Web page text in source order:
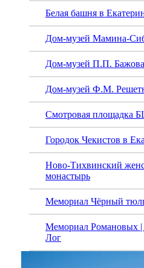
Белая башня в
Дом-музей Мамина-
Дом-музей П.П. Бажова
Дом-музей Ф.М.
Смотровая площадка
Городок Чекистов в
Ново-Тихвинский
монастырь
Мемориал Чёрный
Мемориал Романовых |
Лог